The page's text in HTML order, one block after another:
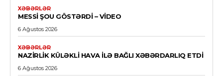
XƏBƏRLƏR
MESSI ŞOU GÖSTƏRDI – VİDEO
6 Ağustos 2026
XƏBƏRLƏR
NAZIRLIK KÜLƏKLI HAVA ILƏ BAĞLI XƏBƏRDARLIQ ETDI
6 Ağustos 2026